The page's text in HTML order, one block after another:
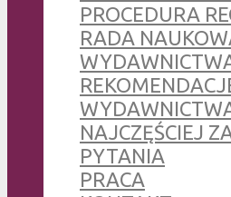
PROCEDURA
RADA
NAJCZĘŚCIEJ
PYTANIA
PRACA